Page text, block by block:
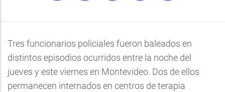
Tres funcionarios policiales fueron baleados en
distintos episodios ocurridos entre la noche del
jueves y este viernes en Montevideo. Dos de ellos
permanecen internados en centros de terapia